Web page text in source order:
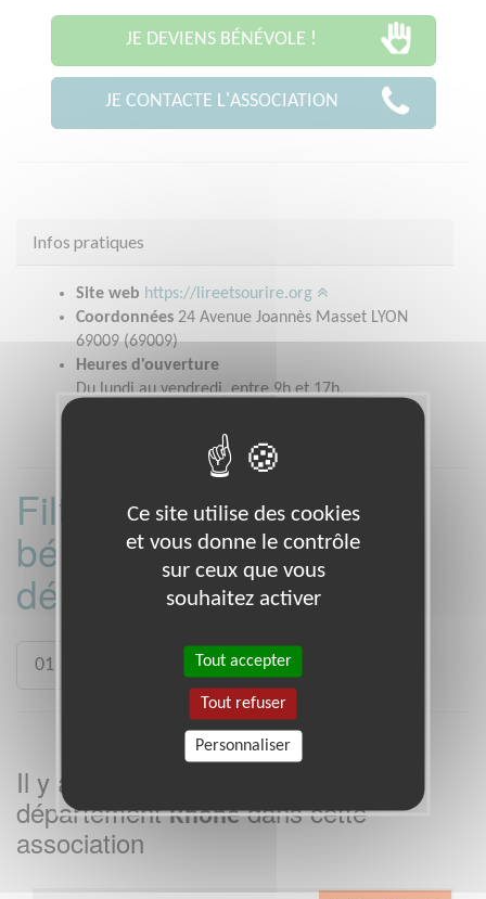
JE DEVIENS BÉNÉVOLE !
JE CONTACTE L'ASSOCIATION
Infos pratiques
Site web https://lireetsourire.org
Coordonnées 24 Avenue Joannès Masset LYON
69009 (69009)
Heures d'ouverture
Du lundi au vendredi, entre 9h et 17h.
Filtrer les missions
bénévoles par
département :
01 69 74
Il y a
départementRhônedans cette
association
Ce site utilise des cookies
et vous donne le contrôle
sur ceux que vous
souhaitez activer
Tout accepter
Tout refuser
Personnaliser